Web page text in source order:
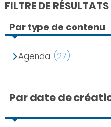
FILTRE DE RÉSULTATS
Par type de contenu
Agenda (27)
Par date de